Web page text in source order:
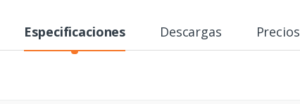
Especificaciones Descargas Precios